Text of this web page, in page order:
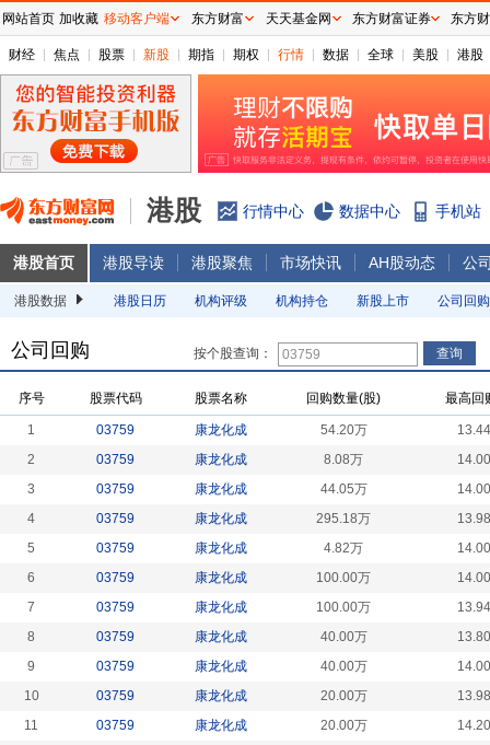
财经 焦点 股票 新股 期指 期权 行情 数据 全球 美股 港股
港股 行情中心 数据中心 手机站
港股首页 港股导读 港股聚焦 市场快讯 AH股动态 公
港股数据 港股日历 机构评级 机构持仓 新股上市 公司回购
公司回购 按个股查询：
序号 股票代码 股票名称 回购数量(股) 最高回
1 03759 康龙化成 54.20万
2
03759 康龙化成 8.08万
3
03759 康龙化成 44.05万
4
03759 康龙化成 295.18万
5
03759 康龙化成 4.82万
6
03759 康龙化成 100.00万
7
03759 康龙化成 100.00万
8
03759 康龙化成 40.00万
9
03759 康龙化成 40.00万
10
03759 康龙化成 20.00万
11
03759 康龙化成 20.00万
网站首页 加收藏 移动客户端 东方财富 天天基金网 东方财富证券 东方